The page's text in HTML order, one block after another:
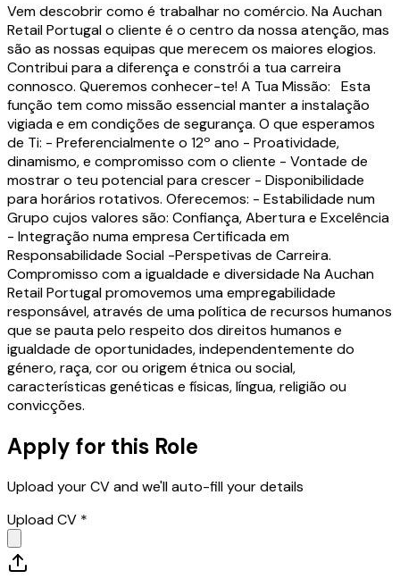
Vem descobrir como é trabalhar no comércio. Na Auchan
Retail Portugal o cliente é o centro da nossa atenção, mas
são as nossas equipas que merecem os maiores elogios.
Contribui para a diferença e constrói a tua carreira
connosco. Queremos conhecer-te! A Tua Missão: Esta
função tem como missão essencial manter a instalação
vigiada e em condições de segurança. O que esperamos
de Ti: - Preferencialmente o 12º ano - Proatividade,
dinamismo, e compromisso com o cliente - Vontade de
mostrar o teu potencial para crescer - Disponibilidade
para horários rotativos. Oferecemos: - Estabilidade num
Grupo cujos valores são: Confiança, Abertura e Excelência
- Integração numa empresa Certificada em
Responsabilidade Social -Perspetivas de Carreira.
Compromisso com a igualdade e diversidade Na Auchan
Retail Portugal promovemos uma empregabilidade
responsável, através de uma política de recursos humanos
que se pauta pelo respeito dos direitos humanos e
igualdade de oportunidades, independentemente do
género, raça, cor ou origem étnica ou social,
características genéticas e físicas, língua, religião ou
convicções.
Apply for this Role
Upload your CV and we'll auto-fill your details
Upload CV *